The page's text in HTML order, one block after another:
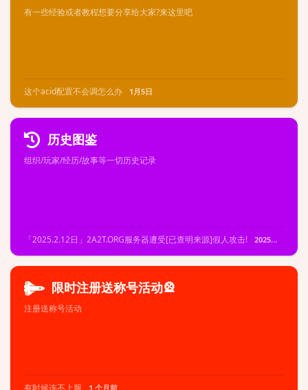
有一些经验或者教程想要分享给大家?来这里吧
这个acid配置不会调怎么办 1月5日
历史图鉴
组织/玩家/经历/故事等一切历史记录
「2025.2.12日」2A2T.ORG服务器遭受[已查明来源]假人攻击! 2025年11月7日
限时注册送称号活动🎡
注册送称号活动
有时候连不上服 1 个月前